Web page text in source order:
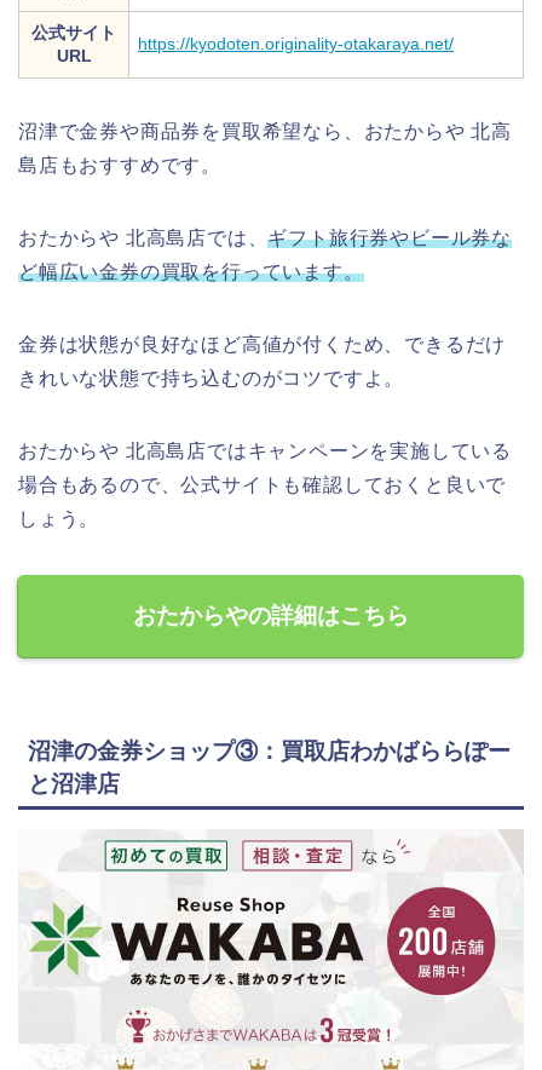
公式サイト
URL
https://kyodoten.originality-otakaraya.net/
沼津で金券や商品券を買取希望なら、おたからや 北高
島店もおすすめです。
おたからや 北高島店では、ギフト旅行券やビール券な
ど幅広い金券の買取を行っています。
金券は状態が良好なほど高値が付くため、できるだけ
きれいな状態で持ち込むのがコツですよ。
おたからや 北高島店ではキャンペーンを実施している
場合もあるので、公式サイトも確認しておくと良いで
しょう。
おたからやの詳細はこちら
沼津の金券ショップ③：買取店わかばららぽー
と沼津店